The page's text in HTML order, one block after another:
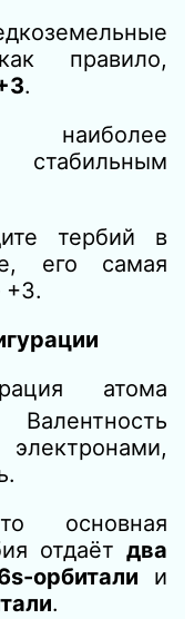
правило,
.
стабильным
тербий в
его самая
+3.
атома
Валентность
основная
отдаёт два
орбитали и
.